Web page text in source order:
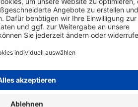
Markenqualität
Druckergebnisse
Tonerkartusche
Verlust der Gerätegarantie
1550 Seiten (2,25 €* / 100 Seiten)
201X - alternatives Toner